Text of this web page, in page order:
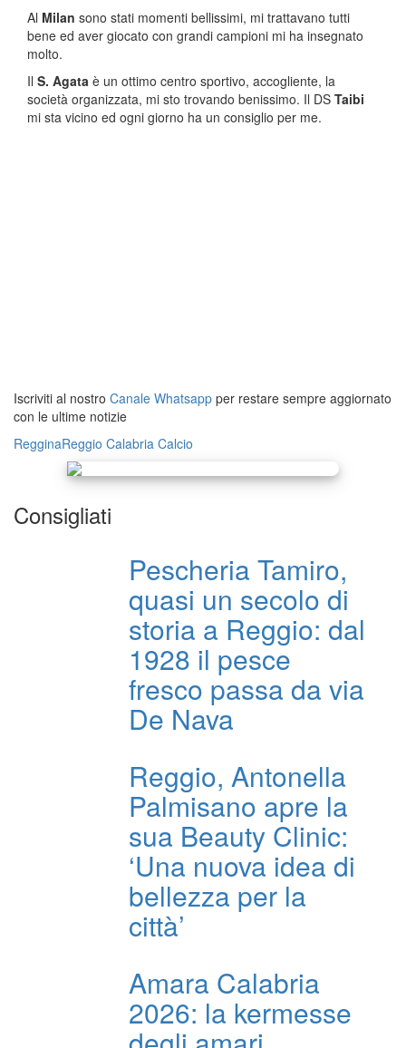
Al Milan sono stati momenti bellissimi, mi trattavano tutti
bene ed aver giocato con grandi campioni mi ha insegnato
molto.
Il S. Agata è un ottimo centro sportivo, accogliente, la
società organizzata, mi sto trovando benissimo. Il DS Taibi
mi sta vicino ed ogni giorno ha un consiglio per me.
Iscriviti al nostro Canale Whatsapp per restare sempre aggiornato
con le ultime notizie
RegginaReggio Calabria Calcio
Consigliati
Pescheria Tamiro,
quasi un secolo di
storia a Reggio: dal
1928 il pesce
fresco passa da via
De Nava
Reggio, Antonella
Palmisano apre la
sua Beauty Clinic:
‘Una nuova idea di
bellezza per la
città’
Amara Calabria
2026: la kermesse